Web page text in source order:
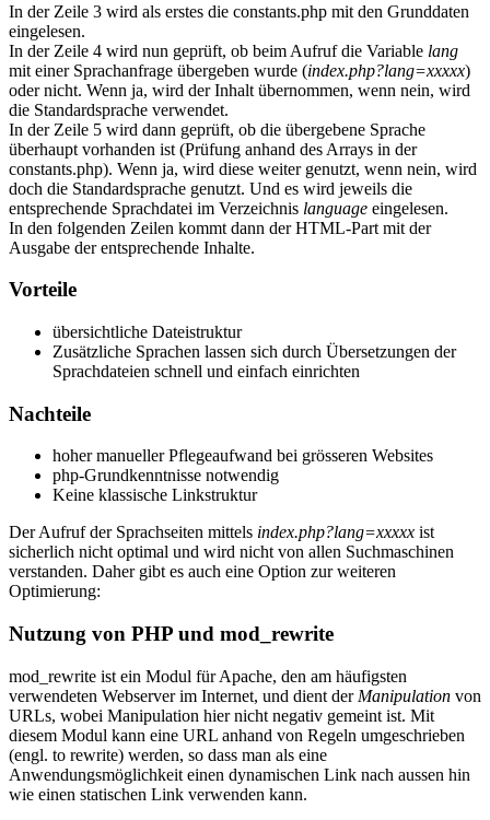
In der Zeile 3 wird als erstes die constants.php mit den Grunddaten
eingelesen.
In der Zeile 4 wird nun geprüft, ob beim Aufruf die Variable lang
mit einer Sprachanfrage übergeben wurde (index.php?lang=xxxxx)
oder nicht. Wenn ja, wird der Inhalt übernommen, wenn nein, wird
die Standardsprache verwendet.
In der Zeile 5 wird dann geprüft, ob die übergebene Sprache
überhaupt vorhanden ist (Prüfung anhand des Arrays in der
constants.php). Wenn ja, wird diese weiter genutzt, wenn nein, wird
doch die Standardsprache genutzt. Und es wird jeweils die
entsprechende Sprachdatei im Verzeichnis language eingelesen.
In den folgenden Zeilen kommt dann der HTML-Part mit der
Ausgabe der entsprechende Inhalte.
Vorteile
übersichtliche Dateistruktur
Zusätzliche Sprachen lassen sich durch Übersetzungen der
Sprachdateien schnell und einfach einrichten
Nachteile
hoher manueller Pflegeaufwand bei grösseren Websites
php-Grundkenntnisse notwendig
Keine klassische Linkstruktur
Der Aufruf der Sprachseiten mittels index.php?lang=xxxxx ist
sicherlich nicht optimal und wird nicht von allen Suchmaschinen
verstanden. Daher gibt es auch eine Option zur weiteren
Optimierung:
Nutzung von PHP und mod_rewrite
mod_rewrite ist ein Modul für Apache, den am häufigsten
verwendeten Webserver im Internet, und dient der Manipulation von
URLs, wobei Manipulation hier nicht negativ gemeint ist. Mit
diesem Modul kann eine URL anhand von Regeln umgeschrieben
(engl. to rewrite) werden, so dass man als eine
Anwendungsmöglichkeit einen dynamischen Link nach aussen hin
wie einen statischen Link verwenden kann.